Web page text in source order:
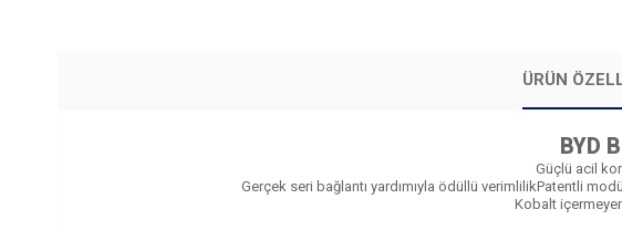
ÜRÜN
BYD
​​​Güçlü acil
Gerçek seri bağlantı yardımıyla ödüllü verimlilikPatentli
Kobalt